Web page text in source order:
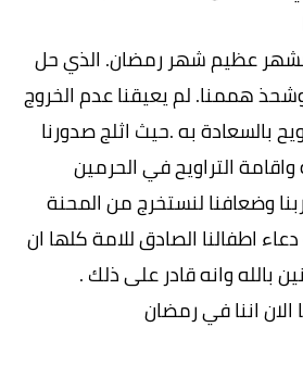
بشهر عظيم شهر رمضان. الذي حل
وشحذ هممنا. لم يعيقنا عدم الخروج
بالسعادة به .حيث اثلج صدورنا
التراويح في الحرمين
وضعافنا لنستخرج من المحنة
اطفالنا الصادق للامة كلها ان
بالله وانه قادر على ذلك .
الان اننا في رمضان